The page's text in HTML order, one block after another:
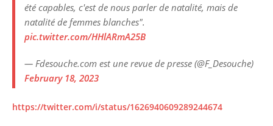
été capables, c'est de nous parler de natalité, mais de
natalité de femmes blanches".
pic.twitter.com/HHlARmA25B
— Fdesouche.com est une revue de presse (@F_Desouche)
February 18, 2023
https://twitter.com/i/status/1626940609289244674